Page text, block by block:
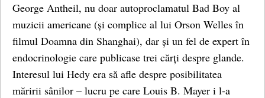
George Antheil, nu doar autoproclamatul Bad Boy al
muzicii americane (și complice al lui Orson Welles în
filmul Doamna din Shanghai), dar și un fel de expert în
endocrinologie care publicase trei cărți despre glande.
Interesul lui Hedy era să afle despre posibilitatea
măririi sânilor – lucru pe care Louis B. Mayer i l-a